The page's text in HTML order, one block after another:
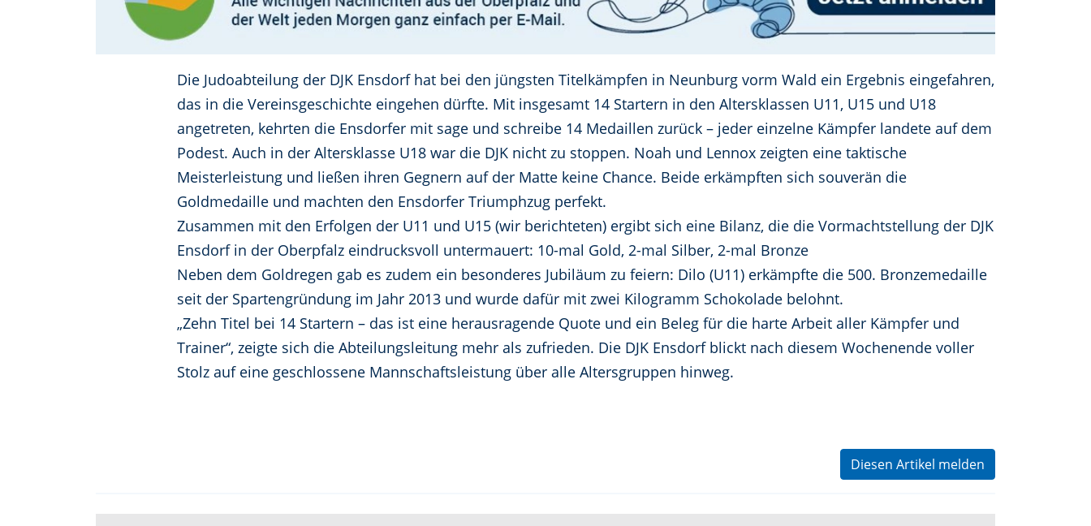
Die Judoabteilung der DJK Ensdorf hat bei den jüngsten Titelkämpfen in Neunburg vorm Wald ein Ergebnis eingefahren,
das in die Vereinsgeschichte eingehen dürfte. Mit insgesamt 14 Startern in den Altersklassen U11, U15 und U18
angetreten, kehrten die Ensdorfer mit sage und schreibe 14 Medaillen zurück – jeder einzelne Kämpfer landete auf dem
Podest. Auch in der Altersklasse U18 war die DJK nicht zu stoppen. Noah und Lennox zeigten eine taktische
Meisterleistung und ließen ihren Gegnern auf der Matte keine Chance. Beide erkämpften sich souverän die
Goldmedaille und machten den Ensdorfer Triumphzug perfekt.
Zusammen mit den Erfolgen der U11 und U15 (wir berichteten) ergibt sich eine Bilanz, die die Vormachtstellung der DJK
Ensdorf in der Oberpfalz eindrucksvoll untermauert: 10-mal Gold, 2-mal Silber, 2-mal Bronze
Neben dem Goldregen gab es zudem ein besonderes Jubiläum zu feiern: Dilo (U11) erkämpfte die 500. Bronzemedaille
seit der Spartengründung im Jahr 2013 und wurde dafür mit zwei Kilogramm Schokolade belohnt.
„Zehn Titel bei 14 Startern – das ist eine herausragende Quote und ein Beleg für die harte Arbeit aller Kämpfer und
Trainer“, zeigte sich die Abteilungsleitung mehr als zufrieden. Die DJK Ensdorf blickt nach diesem Wochenende voller
Stolz auf eine geschlossene Mannschaftsleistung über alle Altersgruppen hinweg.
Diesen Artikel melden